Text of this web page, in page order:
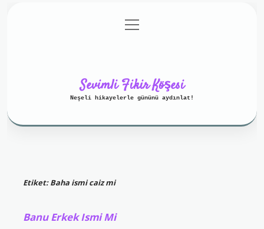
Gizlilik Politikası
menüyü
aç
Sevimli Fikir Köşesi
Neşeli hikayelerle gününü aydınlat!
Etiket:Baha ismi caiz mi
Banu Erkek Ismi Mi